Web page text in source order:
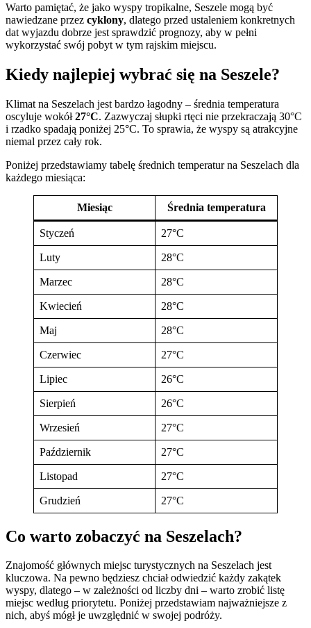
Warto pamiętać, że jako wyspy tropikalne, Seszele mogą być
nawiedzane przez cyklony, dlatego przed ustaleniem konkretnych
dat wyjazdu dobrze jest sprawdzić prognozy, aby w pełni
wykorzystać swój pobyt w tym rajskim miejscu.
Kiedy najlepiej wybrać się na Seszele?
Klimat na Seszelach jest bardzo łagodny – średnia temperatura
oscyluje wokół27°C. Zazwyczaj słupki rtęci nie przekraczają 30°C
i rzadko spadają poniżej 25°C. To sprawia, że wyspy są atrakcyjne
niemal przez cały rok.
Poniżej przedstawiamy tabelę średnich temperatur na Seszelach dla
każdego miesiąca:
Miesiąc Średnia temperatura
Styczeń 27°C
Luty 28°C
Marzec 28°C
Kwiecień 28°C
Maj 28°C
Czerwiec 27°C
Lipiec 26°C
Sierpień 26°C
Wrzesień 27°C
Październik 27°C
Listopad 27°C
Grudzień 27°C
Co warto zobaczyć na Seszelach?
Znajomość głównych miejsc turystycznych na Seszelach jest
kluczowa. Na pewno będziesz chciał odwiedzić każdy zakątek
wyspy, dlatego – w zależności od liczby dni – warto zrobić listę
miejsc według priorytetu. Poniżej przedstawiam najważniejsze z
nich, abyś mógł je uwzględnić w swojej podróży.